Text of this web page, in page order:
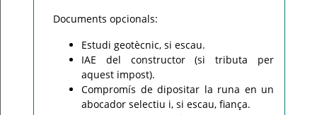
Documents opcionals:
Estudi geotècnic, si escau.
IAE del constructor (si tributa per
aquest impost).
Compromís de dipositar la runa en un
abocador selectiu i, si escau, fiança.